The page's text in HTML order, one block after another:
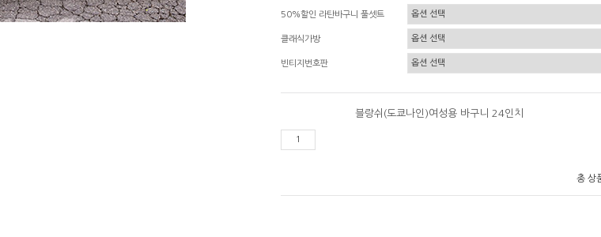
50%할인 라탄바구니 풀셋트
클래식가방
빈티지번호판
블랑쉬(도쿄나인)여성용 바구니 24인치
총 상